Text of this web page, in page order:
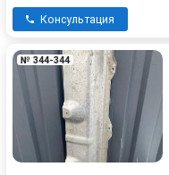
Консультация
№ 344-344